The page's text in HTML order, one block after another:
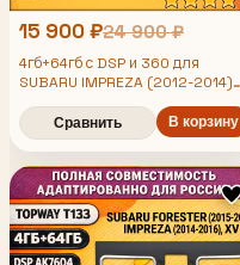
15 900 ₽24 900 ₽
4гб+64гб с DSP и 360 для
SUBARU IMPREZA (2012-2014)
Android магнитола с DSP и
усилителем TDA7850
Сравнить В корзину